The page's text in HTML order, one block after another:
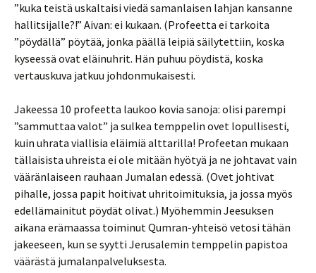
”kuka teistä uskaltaisi viedä samanlaisen lahjan kansanne
hallitsijalle?!” Aivan: ei kukaan. (Profeetta ei tarkoita
”pöydällä” pöytää, jonka päällä leipiä säilytettiin, koska
kyseessä ovat eläinuhrit. Hän puhuu pöydistä, koska
vertauskuva jatkuu johdonmukaisesti.
Jakeessa 10 profeetta laukoo kovia sanoja: olisi parempi
”sammuttaa valot” ja sulkea temppelin ovet lopullisesti,
kuin uhrata viallisia eläimiä alttarilla! Profeetan mukaan
tällaisista uhreista ei ole mitään hyötyä ja ne johtavat vain
vääränlaiseen rauhaan Jumalan edessä. (Ovet johtivat
pihalle, jossa papit hoitivat uhritoimituksia, ja jossa myös
edellämainitut pöydät olivat.) Myöhemmin Jeesuksen
aikana erämaassa toiminut Qumran-yhteisö vetosi tähän
jakeeseen, kun se syytti Jerusalemin temppelin papistoa
väärästä jumalanpalveluksesta.